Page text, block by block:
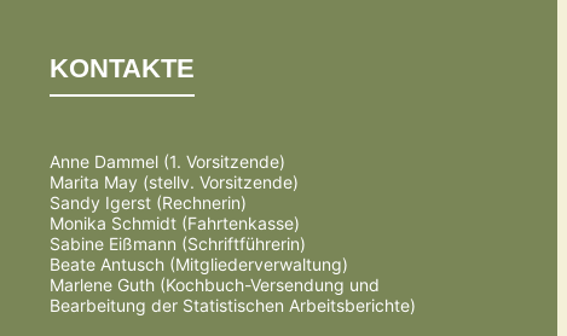
KONTAKTE
Anne Dammel (1. Vorsitzende)
Marita May (stellv. Vorsitzende)
Sandy Igerst (Rechnerin)
Monika Schmidt (Fahrtenkasse)
Sabine Eißmann (Schriftführerin)
Beate Antusch (Mitgliederverwaltung)
Marlene Guth (Kochbuch-Versendung und
Bearbeitung der Statistischen Arbeitsberichte)